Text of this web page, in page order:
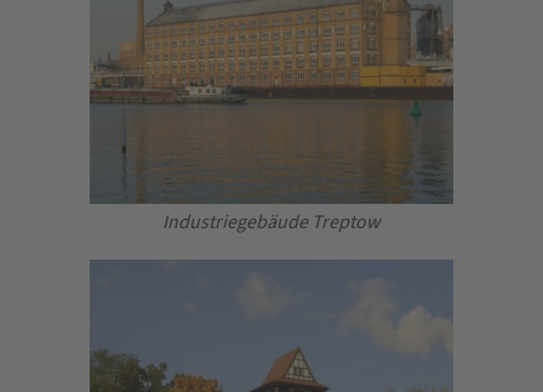
Industriegebäude Treptow